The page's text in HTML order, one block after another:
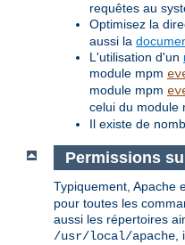
requêtes au
Optimisez la
aussi la
L'utilisation d'un
module mpm
module mpm
celui du module
Il existe de
Permissions
Typiquement, Apache
pour toutes les
aussi les répertoires
/usr/local/apache,